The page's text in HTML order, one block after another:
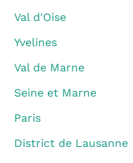
Val d'Oise
Yvelines
Val de Marne
Seine et Marne
Paris
District de Lausanne